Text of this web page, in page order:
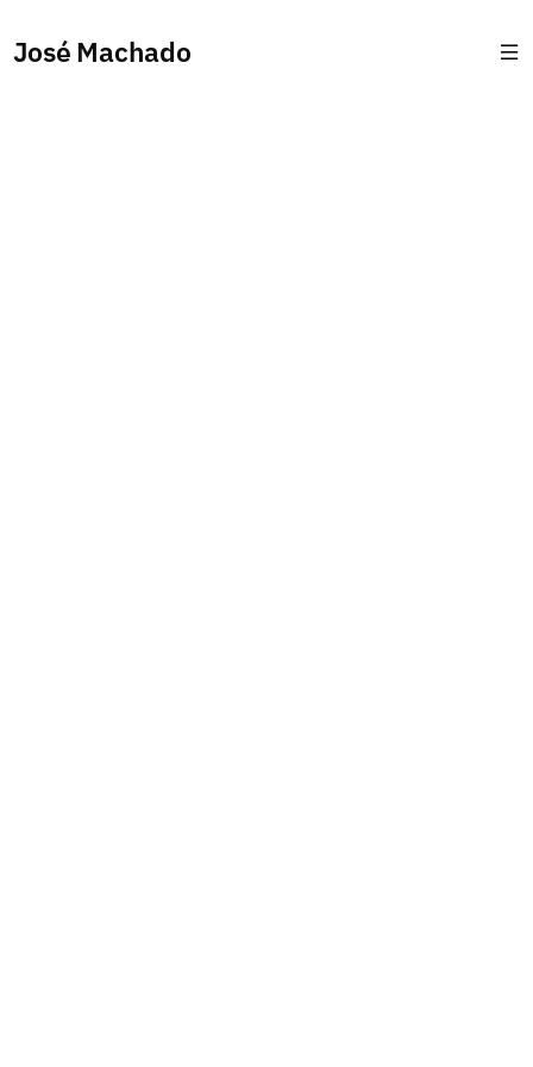
José Machado